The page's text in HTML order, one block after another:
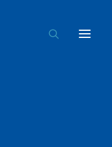
Rhones alpes
alpes Survey